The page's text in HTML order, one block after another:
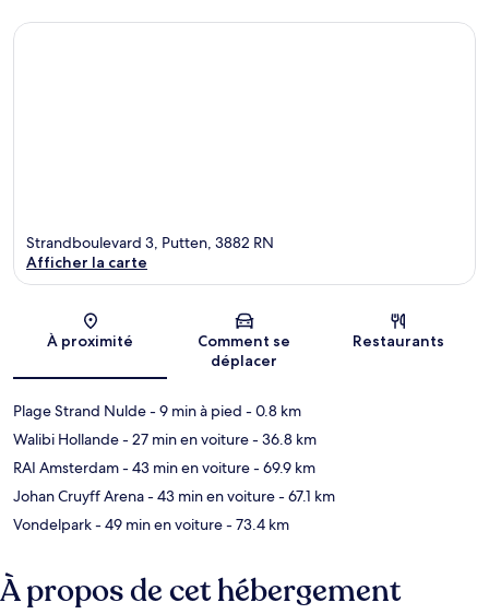
Carte
Strandboulevard 3, Putten, 3882 RN
Afficher la carte
À proximité
Comment se
déplacer
Restaurants
Plage Strand Nulde- 9 min à pied - 0.8 km
Walibi Hollande- 27 min en voiture- 36.8 km
RAI Amsterdam- 43 min en voiture- 69.9 km
Johan Cruyff Arena- 43 min en voiture- 67.1 km
Vondelpark- 49 min en voiture- 73.4 km
À propos de cet hébergement